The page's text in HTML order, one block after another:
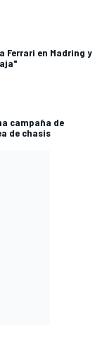
Ferrari en Madring y
campaña de
de chasis